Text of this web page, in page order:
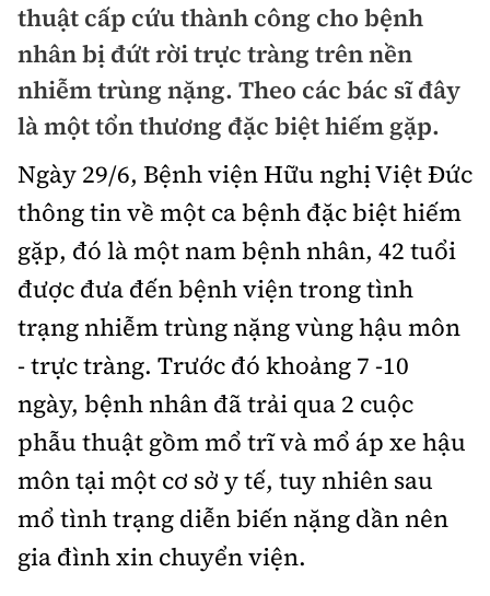
Chính trị
Xã hội
Chuyện dọc đường
Cải chính
Xây dựng
Chỉ đạo điều hành
Quy hoạch kiến trúc
Vật liệu xây dựng
Giám định chất lượng
Quản lý đô thị
Giao thông
Quản lý
Đường bộ
Hàng không
Đường sắt
Đăng kiểm
Đường sắt tốc độ cao
Đường thủy
Hàng hải
Kinh tế
Thị trường
Tài chính
Chứng khoán
Bảo hiểm
Doanh nghiệp
Pháp luật
Thanh tra
An ninh hình sự
Điều tra
Pháp đình
Hỏi - Đáp
An toàn giao thông
Giao thông 24h
ATGT địa phương
Văn hóa giao thông
Lái xe an toàn
Chung tay vì ATGT
Chất lượng sống
Giáo dục
Y tế
Đời sống
Lao động - Công đoàn
Văn hóa - Giải Trí
Văn hóa
Showbiz
Điện ảnh
Thể thao
Bóng đá
Công nghệ
thuật cấp cứu thành công cho bệnh
nhân bị đứt rời trực tràng trên nền
nhiễm trùng nặng. Theo các bác sĩ đây
là một tổn thương đặc biệt hiếm gặp.
Ngày 29/6, Bệnh viện Hữu nghị Việt Đức
thông tin về một ca bệnh đặc biệt hiếm
gặp, đó là một nam bệnh nhân, 42 tuổi
được đưa đến bệnh viện trong tình
trạng nhiễm trùng nặng vùng hậu môn
- trực tràng. Trước đó khoảng 7 -10
ngày, bệnh nhân đã trải qua 2 cuộc
phẫu thuật gồm mổ trĩ và mổ áp xe hậu
môn tại một cơ sở y tế, tuy nhiên sau
mổ tình trạng diễn biến nặng dần nên
gia đình xin chuyển viện.